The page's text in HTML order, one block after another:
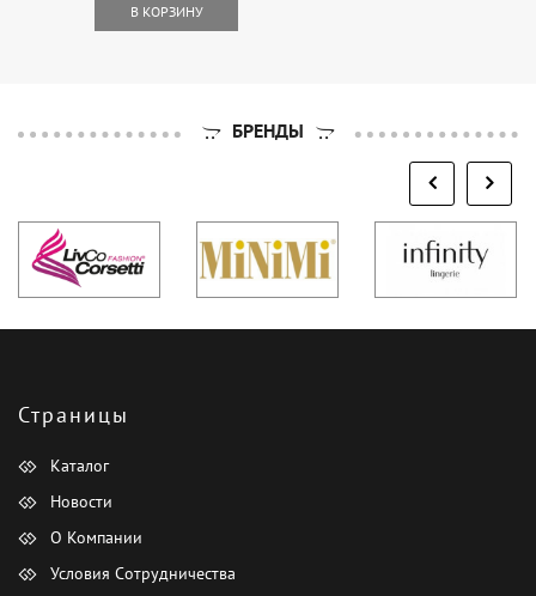
В КОРЗИНУ
БРЕНДЫ
Страницы
Каталог
Новости
О Компании
Условия Сотрудничества